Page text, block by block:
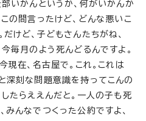
部いかんというか、何がいかんか
の間言ったけど、どんな悪いこ
けど、子どもさんたちがね、
毎月のよう死んどるんですよ。
現在、名古屋で。これ。これは
深刻な問題意識を持ってこんの
たらええんだと。一人の子も死
んなでつくった公約ですよ、